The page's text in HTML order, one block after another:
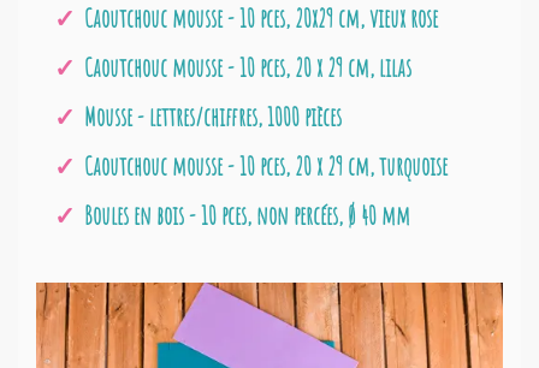
Caoutchouc mousse - 10 pces, 20x29 cm, vieux rose
Caoutchouc mousse - 10 pces, 20 x 29 cm, lilas
Mousse - lettres/chiffres, 1000 pièces
Caoutchouc mousse - 10 pces, 20 x 29 cm, turquoise
Boules en bois - 10 pces, non percées, Ø 40 mm